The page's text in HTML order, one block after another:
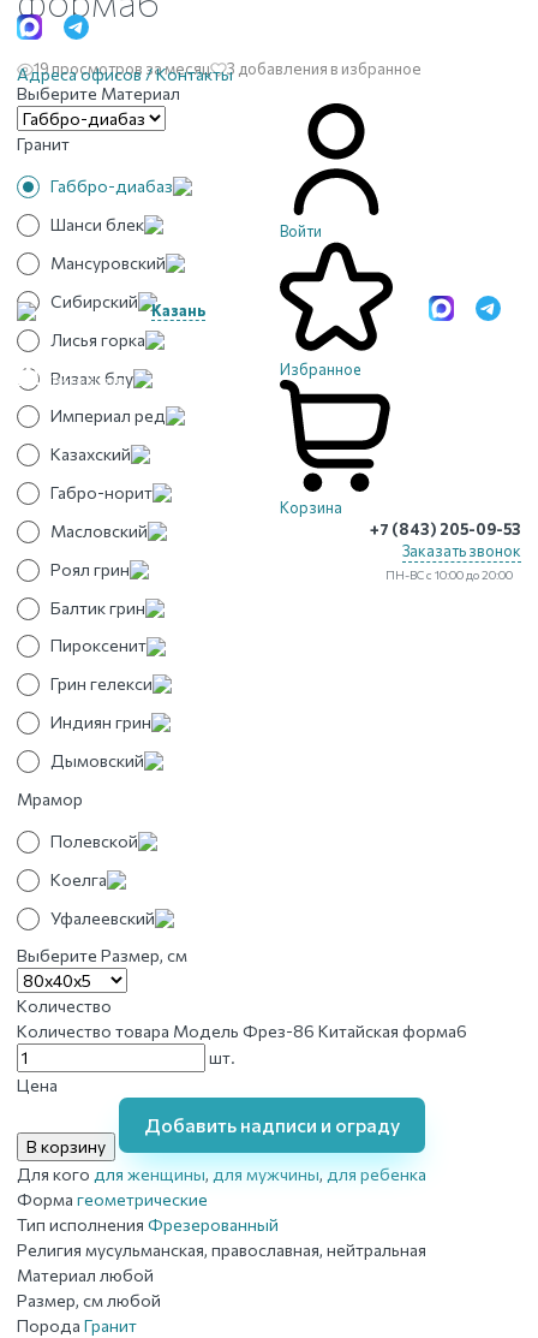
Адреса офисов / Контакты
Казань
Войти
Избранное
Корзина
+7 (843) 205-09-53
Заказать звонок
ПН-ВС с 10:00 до 20:00
19 просмотров за месяц 3 добавления в избранное
Выберите Материал
Гранит
Габбро-диабаз
Шанси блек
Мансуровский
Сибирский
Лисья горка
Визаж блу
Империал ред
Казахский
Габро-норит
Масловский
Роял грин
Балтик грин
Пироксенит
Грин гелекси
Индиян грин
Дымовский
Мрамор
Полевской
Коелга
Уфалеевский
Выберите Размер, см
Количество
Количество товара Модель Фрез-86 Китайская форма6
шт.
Цена
В корзину
Добавить надписи и ограду
Для кого для женщины, для мужчины, для ребенка
Форма геометрические
Тип исполнения Фрезерованный
Религия мусульманская, православная, нейтральная
Материал любой
Размер, см любой
Порода Гранит